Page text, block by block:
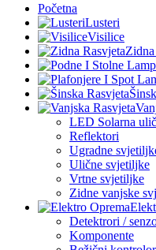
Početna
Lusteri
Visilice
LED Solarna
Reflektori
Ugradne
Ulične svjetiljke
Vrtne svjetiljke
Zidne vanjske
Detektrori /
Komponente